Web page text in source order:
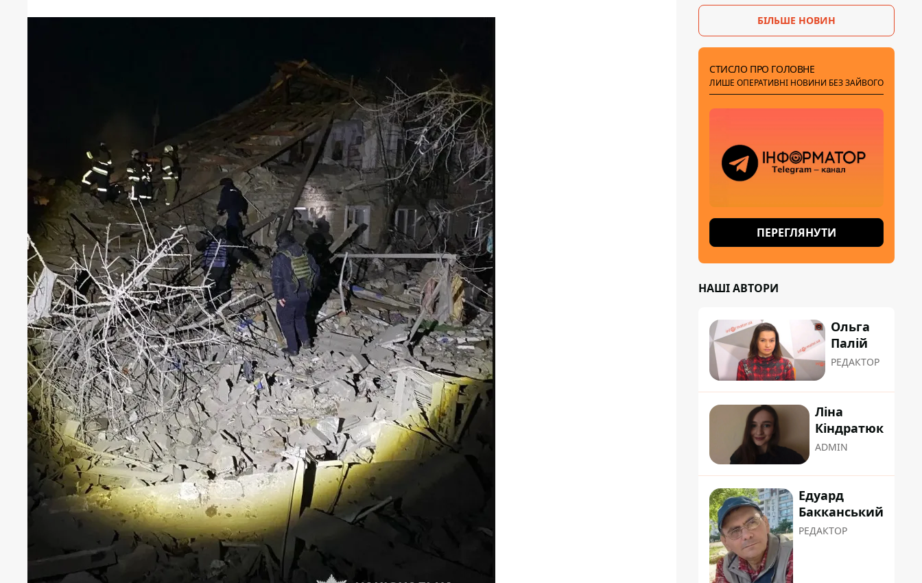
БІЛЬШЕ НОВИН
СТИСЛО ПРО ГОЛОВНЕ
ЛИШЕ ОПЕРАТИВНІ НОВИНИ БЕЗ ЗАЙВОГО
ПЕРЕГЛЯНУТИ
НАШІ АВТОРИ
Ольга
Палій
РЕДАКТОР
Ліна
Кіндратюк
ADMIN
Едуард
Бакканський
РЕДАКТОР